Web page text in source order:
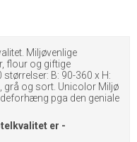
Miljøvenlige
flour og giftige
B: 90-360 x H:
grå og sort. Unicolor Miljø
pga den geniale
er -